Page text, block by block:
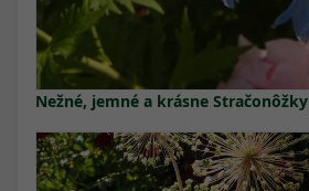
Nežné, jemné a krásne Stračonôžky